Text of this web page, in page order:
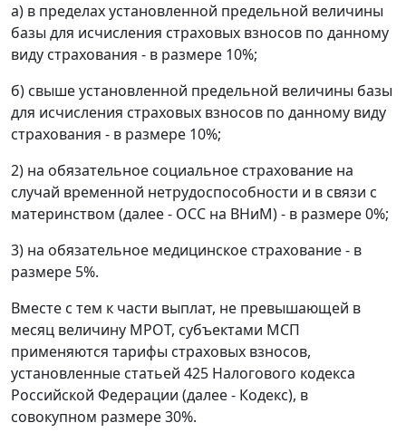
а) в пределах установленной предельной величины
базы для исчисления страховых взносов по данному
виду страхования - в размере 10%;
б) свыше установленной предельной величины базы
для исчисления страховых взносов по данному виду
страхования - в размере 10%;
2) на обязательное социальное страхование на
случай временной нетрудоспособности и в связи с
материнством (далее - ОСС на ВНиМ) - в размере 0%;
3) на обязательное медицинское страхование - в
размере 5%.
Вместе с тем к части выплат, не превышающей в
месяц величину МРОТ, субъектами МСП
применяются тарифы страховых взносов,
установленные статьей 425 Налогового кодекса
Российской Федерации (далее - Кодекс), в
совокупном размере 30%.